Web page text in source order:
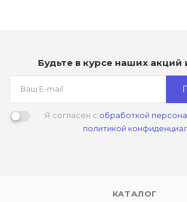
Будьте в курсе наших акций
Я согласен с обработкой
политикой
КАТАЛОГ